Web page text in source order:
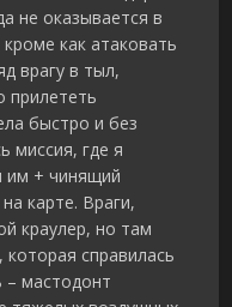
не оказывается в
как атаковать
врагу в тыл,
прилететь
быстро и без
миссия, где я
им + чинящий
карте. Враги,
краулер, но там
справилась
– мастодонт